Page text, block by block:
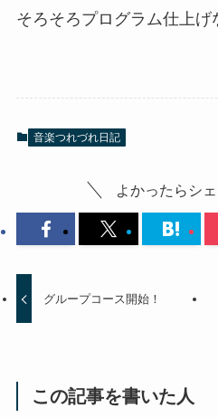
そろそろプログラム仕上げ
音楽つれづれ日記
よかったらシ
グループコース開始！
この記事を書いた人